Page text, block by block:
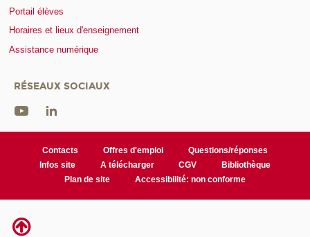
Portail élèves
Horaires et lieux d'enseignement
Assistance numérique
RÉSEAUX SOCIAUX
Contacts Offres d'emploi
Questions/réponses
Infos site
A télécharger CGV
Bibliothèque
Plan de site
Accessibilité: non conforme